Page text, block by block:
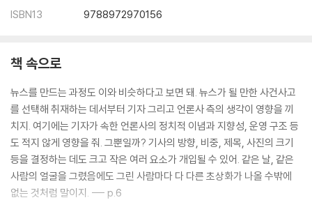
ISBN13
9788972970156
책 속으로
뉴스를 만드는 과정도 이와 비슷하다고 보면 돼. 뉴스가 될 만한 사건사고
를 선택해 취재하는 데서부터 기자 그리고 언론사 측의 생각이 영향을 끼
치지. 여기에는 기자가 속한 언론사의 정치적 이념과 지향성, 운영 구조 등
도 적지 않게 영향을 줘. 그뿐일까? 기사의 방향, 비중, 제목, 사진의 크기
등을 결정하는 데도 크고 작은 여러 요소가 개입될 수 있어. 같은 날, 같은
사람의 얼굴을 그렸음에도 그린 사람마다 다 다른 초상화가 나올 수밖에
없는 것처럼 말이지. --- p.6